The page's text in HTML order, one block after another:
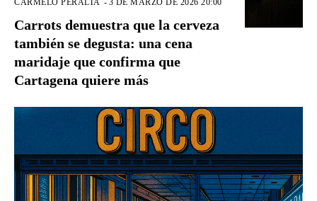
CARMELO PERALTA - 3 DE MARZO DE 2026 20:00
Carrots demuestra que la cerveza
también se degusta: una cena
maridaje que confirma que
Cartagena quiere más